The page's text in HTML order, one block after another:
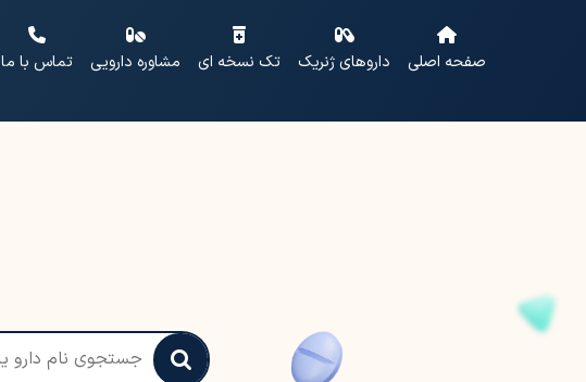
صفحه اصلی داروهای ژنریک تک نسخه ای مشاوره دارویی تماس با ما